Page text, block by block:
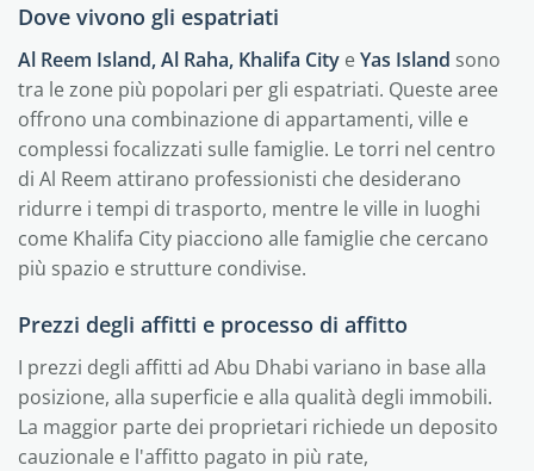
Dove vivono gli espatriati
Al Reem Island, Al Raha, Khalifa City eYas Island sono
tra le zone più popolari per gli espatriati. Queste aree
offrono una combinazione di appartamenti, ville e
complessi focalizzati sulle famiglie. Le torri nel centro
di Al Reem attirano professionisti che desiderano
ridurre i tempi di trasporto, mentre le ville in luoghi
come Khalifa City piacciono alle famiglie che cercano
più spazio e strutture condivise.
Prezzi degli affitti e processo di affitto
I prezzi degli affitti ad Abu Dhabi variano in base alla
posizione, alla superficie e alla qualità degli immobili.
La maggior parte dei proprietari richiede un deposito
cauzionale e l'affitto pagato in più rate,